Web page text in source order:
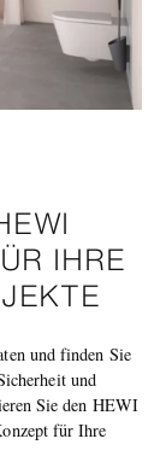
IHRE
und finden Sie
und
Sie den HEWI
für Ihre